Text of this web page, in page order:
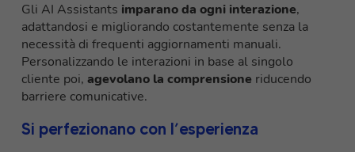
Gli AI Assistants imparano da ogni interazione,
adattandosi e migliorando costantemente senza la
necessità di frequenti aggiornamenti manuali.
Personalizzando le interazioni in base al singolo
cliente poi, agevolano la comprensione riducendo
barriere comunicative.
Si perfezionano con l’esperienza